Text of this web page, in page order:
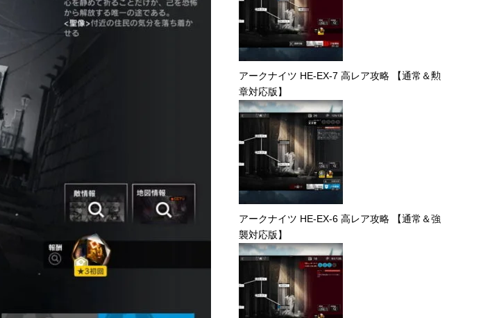
アークナイツ HE-EX-7 高レア攻略 【通常＆勲
章対応版】
アークナイツ HE-EX-6 高レア攻略 【通常＆強
襲対応版】